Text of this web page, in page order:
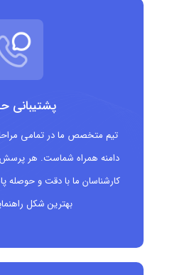
امکان برندینگ قوی در حوزه‌ی
افزایش اعتماد مخاطب به سایت
شرکت‌های ساخت و ساز و پیمانکاری
فروشگاه‌های دکوراسیون داخلی و
وب‌سایت‌های آموزشی مرتبط با
پشتیبانی
تیم متخصص ما در تمامی
دامنه همراه شماست. هر پرسش
کارشناسان ما با دقت و حوصله
بهترین شکل